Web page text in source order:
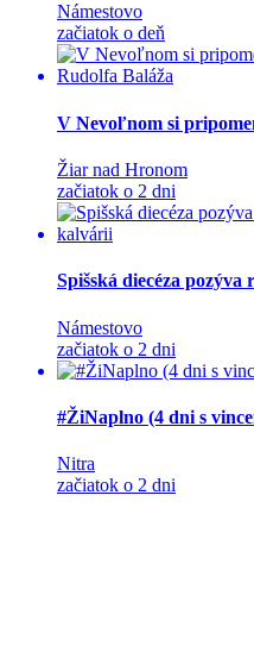
Námestovo
začiatok o deň
V Nevoľnom si
Žiar nad Hronom
začiatok o 2 dni
Spišská diecéza
Námestovo
začiatok o 2 dni
#ŽiNaplno (4 dni s
Nitra
začiatok o 2 dni